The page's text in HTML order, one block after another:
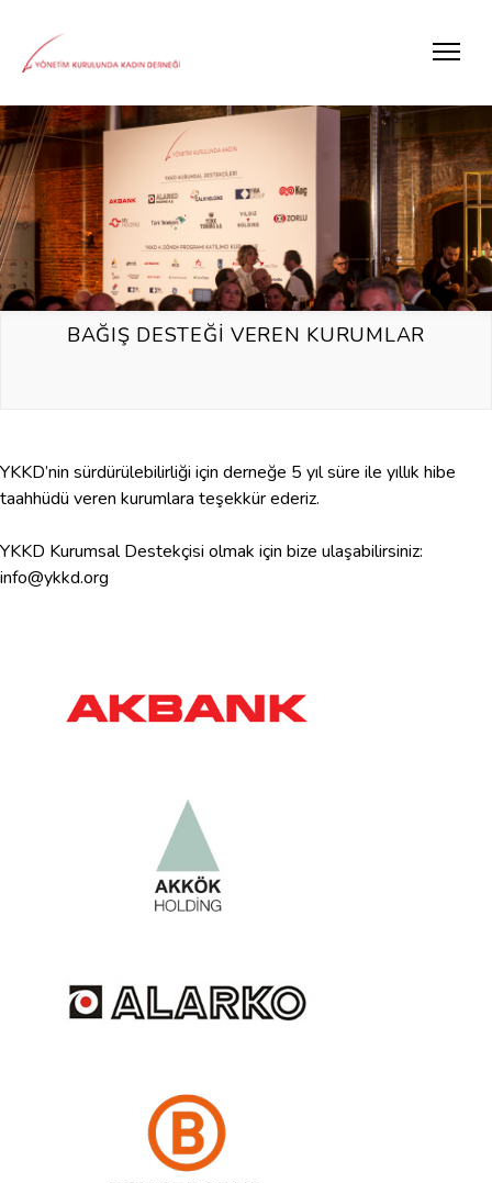
BAĞIŞ DESTEĞİ VEREN KURUMLAR
YKKD’nin sürdürülebilirliği için derneğe 5 yıl süre ile yıllık hibe
taahhüdü veren kurumlara teşekkür ederiz.
YKKD Kurumsal Destekçisi olmak için bize ulaşabilirsiniz:
info@ykkd.org